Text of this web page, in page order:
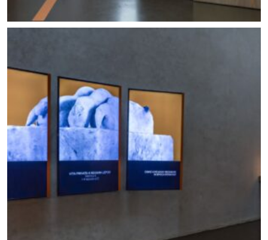
Allestimento mostra Lo scavo in piazza. Foto ©
Carlo Vannini